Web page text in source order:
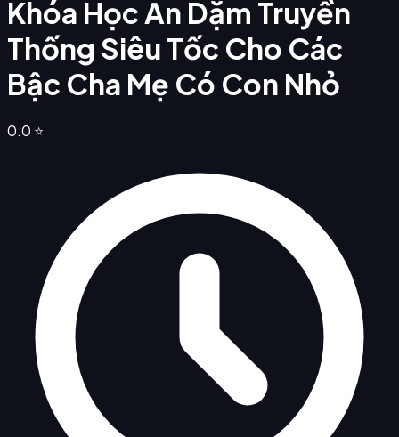
Khóa Học Ăn Dặm Truyền
Thống Siêu Tốc Cho Các
Bậc Cha Mẹ Có Con Nhỏ
0.0 ⭐